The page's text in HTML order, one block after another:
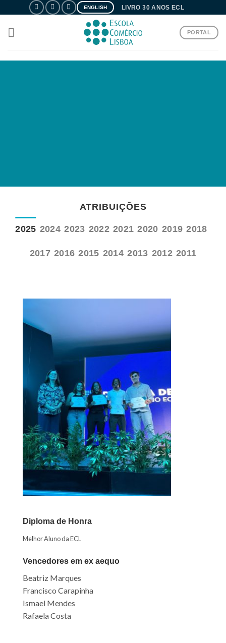
content
ENGLISH LIVRO 30 ANOS ECL
PORTAL
ATRIBUIÇÕES
2025 2024 2023 2022 2021 2020 2019 2018
2017 2016 2015 2014 2013 2012 2011
Diploma de Honra
Melhor Aluno da ECL
Vencedores em ex aequo
Beatriz Marques
Francisco Carapinha
Ismael Mendes
Rafaela Costa